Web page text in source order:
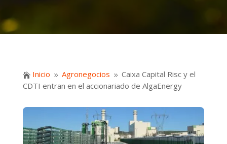
 Inicio 9 Agronegocios 9 Caixa Capital Risc y el
CDTI entran en el accionariado de AlgaEnergy